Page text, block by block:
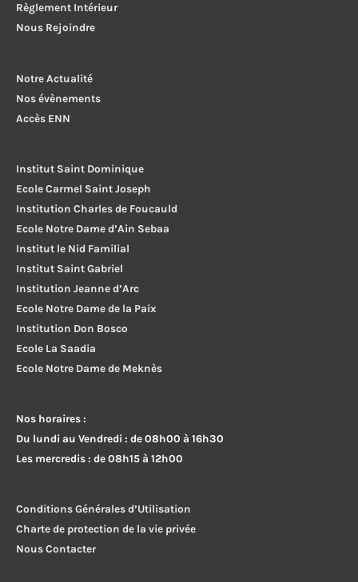
Règlement Intérieur
Nous Rejoindre
Notre Actualité
Nos évènements
Accès ENN
Institut Saint Dominique
Ecole Carmel Saint Joseph
Institution Charles de Foucauld
Ecole Notre Dame d’Ain Sebaa
Institut le Nid Familial
Institut Saint Gabriel
Institution Jeanne d’Arc
Ecole Notre Dame de la Paix
Institution Don Bosco
Ecole La Saadia
Ecole Notre Dame de Meknès
Nos horaires :
Du lundi au Vendredi : de 08h00 à 16h30
Les mercredis : de 08h15 à 12h00
Conditions Générales d’Utilisation
Charte de protection de la vie privée
Nous Contacter